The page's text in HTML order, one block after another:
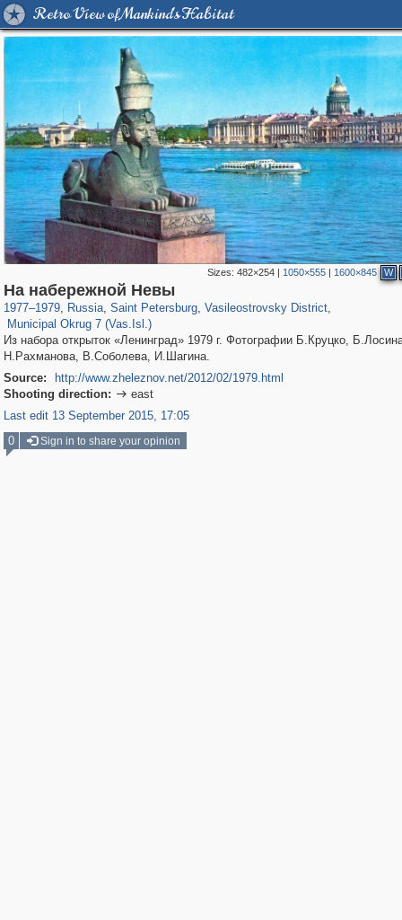
Retro View of Mankind's Habitat
Sizes:482×254 | 1050×555 | 1600×845 W
На набережной Невы
1977–1979, Russia
1,407,271 29,248
, Saint Petersburg
197,253 5,714
, Vasileostrovsky District,
Municipal Okrug 7 (Vas.Isl.)
9,208 456
Из набора открыток «Ленинград» 1979 г. Фотографии Б.Круцко,
Н.Рахманова, В.Соболева, И.Шагина.
Source:
http://www.zheleznov.net/2012/02/1979.html
Shooting direction:  east
Last edit 13 September 2015, 17:05
0
Sign in to share your opinion